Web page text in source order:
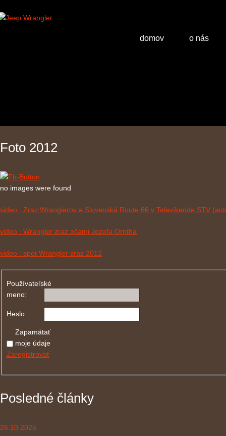
domov o nás
Foto 2012
no images were found
video : Zraz Wranglerov a Slovenská Route 66 v Televíkende STV
video : Wrangler zraz očami Jozefa Orntha
video : spot Wrangler zraz 2012
Používateľské
meno:
Heslo:
Zapamätať
moje údaje
Zaregistrovať
Posledné články
26.10.2025